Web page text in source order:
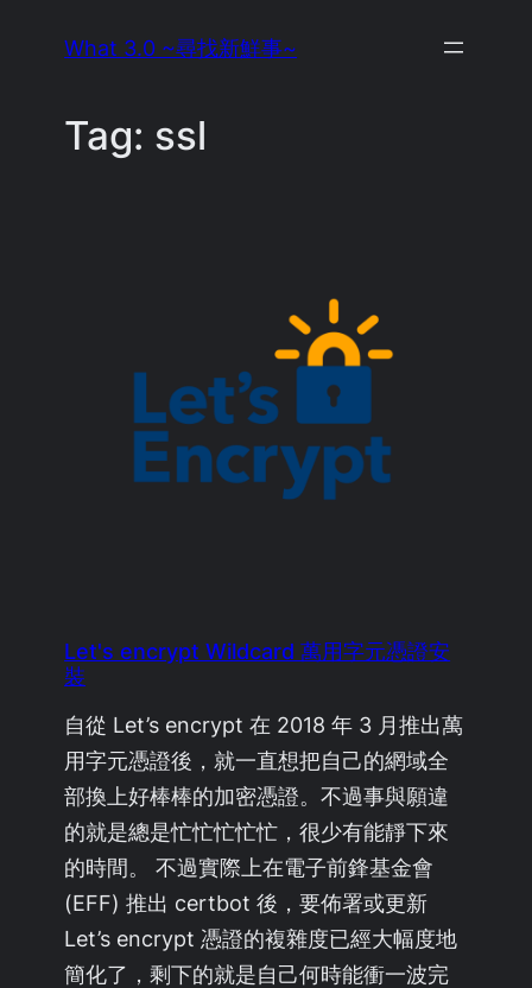
What 3.0 ~尋找新鮮事~
Tag: ssl
Let's encrypt Wildcard 萬用字元憑證安
裝
自從 Let’s encrypt 在 2018 年 3 月推出萬
用字元憑證後，就一直想把自己的網域全
部換上好棒棒的加密憑證。不過事與願違
的就是總是忙忙忙忙忙，很少有能靜下來
的時間。 不過實際上在電子前鋒基金會
(EFF) 推出 certbot 後，要佈署或更新
Let’s encrypt 憑證的複雜度已經大幅度地
簡化了，剩下的就是自己何時能衝一波完